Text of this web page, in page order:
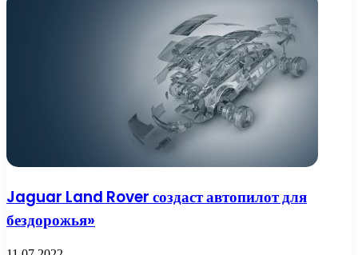
Jaguar Land Rover создаст автопилот для
бездорожья»